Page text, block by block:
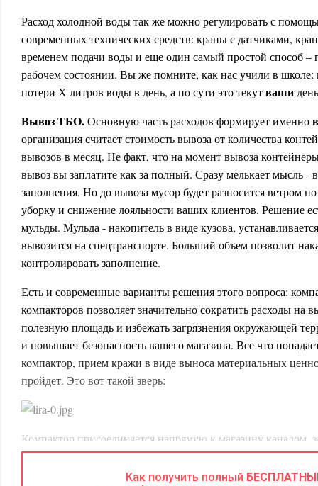
Расход холодной воды так же можно регулировать с
современных технических средств: краны с датчиками,
временем подачи воды и еще один самый простой способ –
рабочем состоянии. Вы же помните, как нас учили в
потери Х литров воды в день, а по сути это текутваши
Вывоз ТБО.Основную часть расходов формирует именно
организация считает стоимость вывоза от количества
вывозов в месяц. Не факт, что на момент вывоза
вывоз вы заплатите как за полный. Сразу мелькает мысль -
заполнения. Но до вывоза мусор будет разносится ветром
уборку и снижение лояльности ваших клиентов. Решение
мульды. Мульда - накопитель в виде кузова,
вывозится на спецтранспорте. Больший объем позволит
контролировать заполнение.
Есть и современные варианты решения этого вопроса:
компакторов позволяет значительно сократить расходы на
полезную площадь и избежать загрязнения окружающей
и повышает безопасность вашего магазина. Все что
компактор, прием кражи в виде выноса материальных
пройдет. Это вот такой зверь:
Компактор присоединяется напрямую к магазину каналом,
нем прессуется, а потом вывозится.
Как получить полный